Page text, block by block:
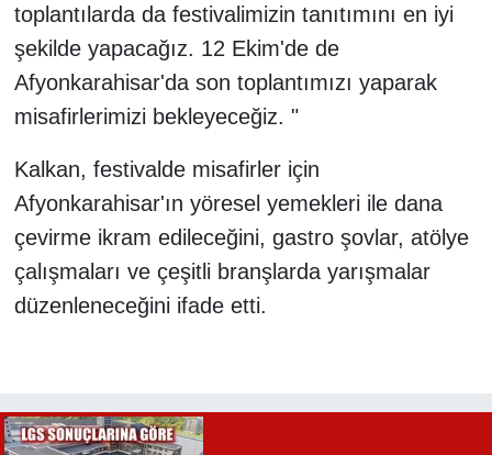
toplantılarda da festivalimizin tanıtımını en iyi
şekilde yapacağız. 12 Ekim'de de
Afyonkarahisar'da son toplantımızı yaparak
misafirlerimizi bekleyeceğiz. "
Kalkan, festivalde misafirler için
Afyonkarahisar'ın yöresel yemekleri ile dana
çevirme ikram edileceğini, gastro şovlar, atölye
çalışmaları ve çeşitli branşlarda yarışmalar
düzenleneceğini ifade etti.